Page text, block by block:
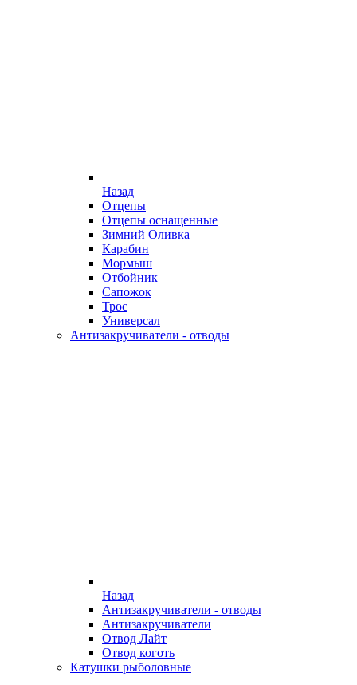
Назад
Отцепы
Отцепы оснащенные
Зимний Оливка
Карабин
Мормыш
Отбойник
Сапожок
Трос
Универсал
Антизакручиватели - отводы
Назад
Антизакручиватели - отводы
Антизакручиватели
Отвод Лайт
Отвод коготь
Катушки рыболовные